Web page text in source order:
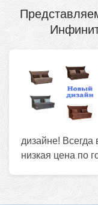
дизайне!
низкая цена по